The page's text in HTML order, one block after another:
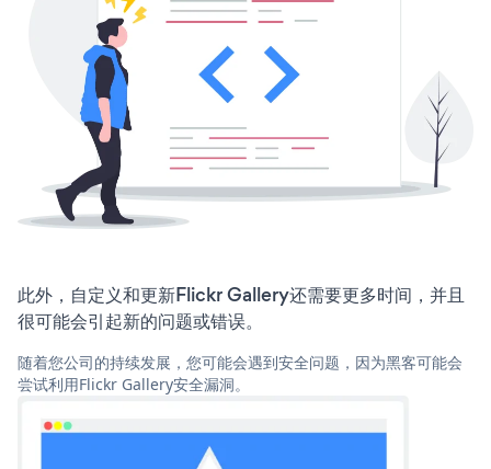
此外，自定义和更新Flickr Gallery还需要更多时间，并且
很可能会引起新的问题或错误。
随着您公司的持续发展，您可能会遇到安全问题，因为黑客可能会
尝试利用Flickr Gallery安全漏洞。